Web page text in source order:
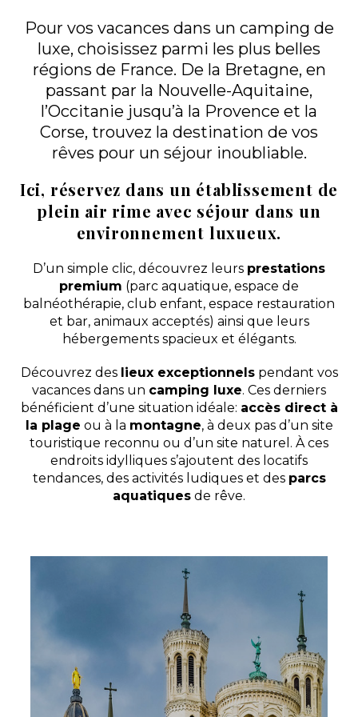
Découvrir
Mobil-home Premium
VIP avec Spa Privatif —
2 chambres / 4
personnes
2 chambres - 4
personnes - 35 m²
À partir de950 €/ 7
nuits
Découvrir ce
Chalet Premium 3 — 3
chambres / 8 personnes
À partir de850 €
Découvrir ce
locatif
Domaine de Champé
à la montagne.
★ 4.6/5 (1381 avis)
87€/ semaine en location
47€ / nuit en emplacement
Afficher les détails
Pour vos vacances dans un camping de
luxe, choisissez parmi les plus belles
régions de France. De la Bretagne, en
passant par la Nouvelle-Aquitaine,
l’Occitanie jusqu’à la Provence et la
Corse, trouvez la destination de vos
rêves pour un séjour inoubliable.
Ici, réservez dans un établissement de
plein air rime avec séjour dans un
environnement luxueux.
D’un simple clic, découvrez leurs prestations
premium (parc aquatique, espace de
balnéothérapie, club enfant, espace restauration
et bar, animaux acceptés) ainsi que leurs
hébergements spacieux et élégants.
Découvrez des lieux exceptionnelspendant vos
vacances dans un camping luxe. Ces derniers
bénéficient d’une situation idéale: accès direct à
la plage ou à la montagne, à deux pas d’un site
touristique reconnu ou d’un site naturel. À ces
endroits idylliques s’ajoutent des locatifs
tendances, des activités ludiques et des parcs
aquatiques de rêve.